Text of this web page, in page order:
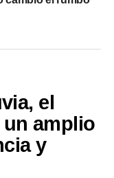
el
amplio
y